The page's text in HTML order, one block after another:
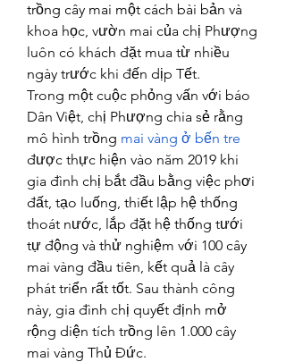
trồng cây mai một cách bài bản và
khoa học, vườn mai của chị Phượng
luôn có khách đặt mua từ nhiều
ngày trước khi đến dịp Tết.
Trong một cuộc phỏng vấn với báo
Dân Việt, chị Phượng chia sẻ rằng
mô hình trồng mai vàng ở bến tre
được thực hiện vào năm 2019 khi
gia đình chị bắt đầu bằng việc phơi
đất, tạo luống, thiết lập hệ thống
thoát nước, lắp đặt hệ thống tưới
tự động và thử nghiệm với 100 cây
mai vàng đầu tiên, kết quả là cây
phát triển rất tốt. Sau thành công
này, gia đình chị quyết định mở
rộng diện tích trồng lên 1.000 cây
mai vàng Thủ Đức.